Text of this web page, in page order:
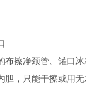
布擦净颈管、罐口冰
胆，只能干擦或用无